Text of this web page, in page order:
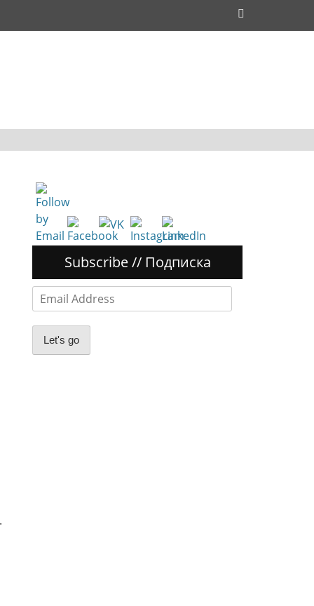
Subscribe // Подписка
Email
Address
Let's go